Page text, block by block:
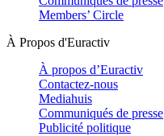
Members’ Circle
À Propos d'Euractiv
À propos d’Euractiv
Contactez-nous
Mediahuis
Communiqués de presse
Publicité politique